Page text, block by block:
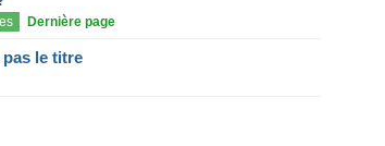
Dernière page
le titre